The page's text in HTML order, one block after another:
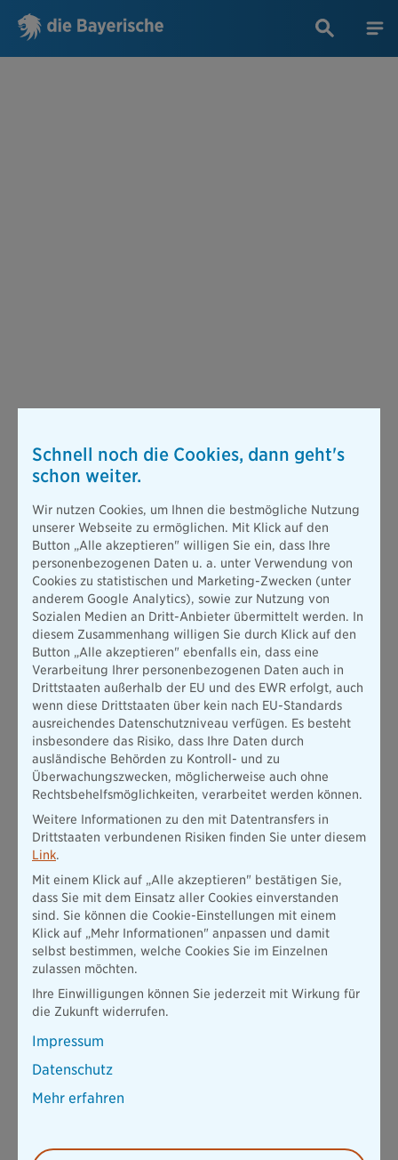
Schnell noch die Cookies, dann geht's
schon weiter.
Wir nutzen Cookies, um Ihnen die bestmögliche Nutzung
unserer Webseite zu ermöglichen. Mit Klick auf den
Button „Alle akzeptieren" willigen Sie ein, dass Ihre
personenbezogenen Daten u. a. unter Verwendung von
Cookies zu statistischen und Marketing-Zwecken (unter
anderem Google Analytics), sowie zur Nutzung von
Sozialen Medien an Dritt-Anbieter übermittelt werden. In
diesem Zusammenhang willigen Sie durch Klick auf den
Button „Alle akzeptieren" ebenfalls ein, dass eine
Verarbeitung Ihrer personenbezogenen Daten auch in
Drittstaaten außerhalb der EU und des EWR erfolgt, auch
wenn diese Drittstaaten über kein nach EU-Standards
ausreichendes Datenschutzniveau verfügen. Es besteht
insbesondere das Risiko, dass Ihre Daten durch
ausländische Behörden zu Kontroll- und zu
Überwachungszwecken, möglicherweise auch ohne
Rechtsbehelfsmöglichkeiten, verarbeitet werden können.
Weitere Informationen zu den mit Datentransfers in
Drittstaaten verbundenen Risiken finden Sie unter diesem
Link.
Mit einem Klick auf „Alle akzeptieren" bestätigen Sie,
dass Sie mit dem Einsatz aller Cookies einverstanden
sind. Sie können die Cookie-Einstellungen mit einem
Klick auf „Mehr Informationen" anpassen und damit
selbst bestimmen, welche Cookies Sie im Einzelnen
zulassen möchten.
Ihre Einwilligungen können Sie jederzeit mit Wirkung für
die Zukunft widerrufen.
Impressum
Datenschutz
Mehr erfahren